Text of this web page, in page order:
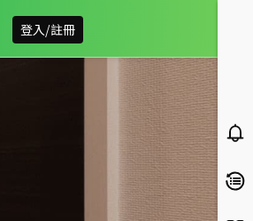
登入/註冊